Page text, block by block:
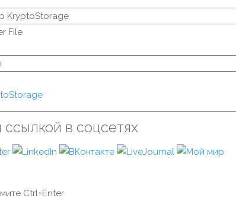
KryptoStorage
File
в соцсетях
Ctrl+Enter